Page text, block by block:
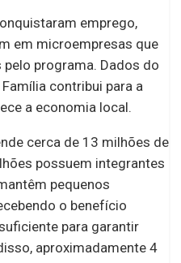
emprego,
em microempresas que
programa. Dados do
contribui para a
a economia local.
cerca de 13 milhões de
possuem integrantes
pequenos
o benefício
para garantir
aproximadamente 4